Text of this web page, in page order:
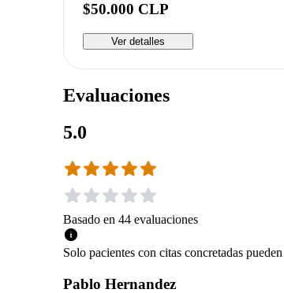
$50.000 CLP
Ver detalles
Evaluaciones
5.0
Basado en 44 evaluaciones
Solo pacientes con citas concretadas
Pablo Hernandez